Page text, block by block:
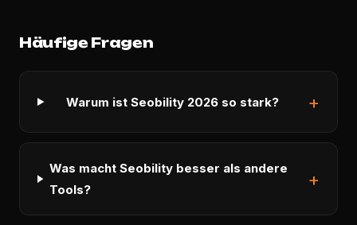
Häufige Fragen
Warum ist Seobility 2026 so stark?
Was macht Seobility besser als andere
Tools?